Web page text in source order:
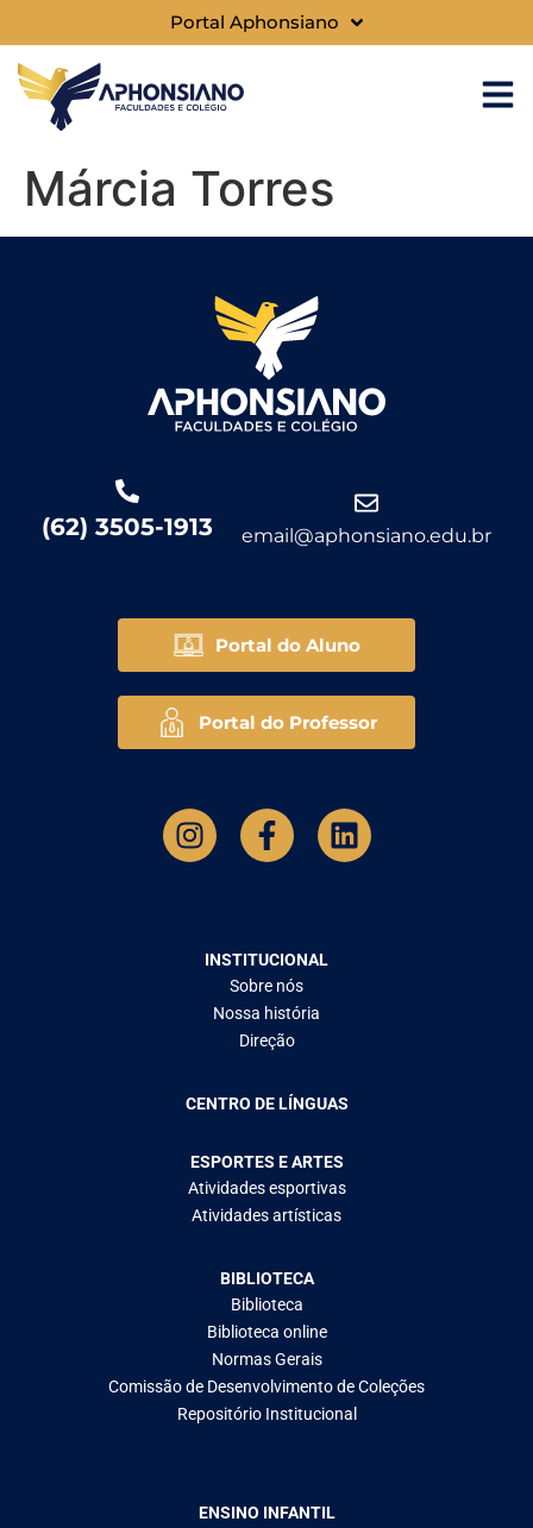
Portal Aphonsiano
Márcia Torres
(62) 3505-1913 email@aphonsiano.edu.br
Portal do Aluno
Portal do Professor
INSTITUCIONAL
Sobre nós
Nossa história
Direção
CENTRO DE LÍNGUAS
ESPORTES E ARTES
Atividades esportivas
Atividades artísticas
BIBLIOTECA
Biblioteca
Biblioteca online
Normas Gerais
Comissão de Desenvolvimento de Coleções
Repositório Institucional
ENSINO INFANTIL